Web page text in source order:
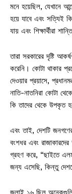
মনে হয়েছিল, যেখানে
হয়ে যাবে এবং সত্যিই
যায় এবং শিক্ষার্থীরা
তারা সরকারের দৃষ্টি
করেনি। কোটা থাকার
দেওয়ার প্রয়াসে,
নাতি-নাতনিরা কোটা
কি তাদের থেকে উপকৃত
এবং তাই, দেশটি
বংশধর এবং
গ্রহণ করে, “ছাইতে
জন্য এসেছি, কিন্তু